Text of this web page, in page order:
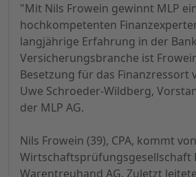
"Mit Nils Frowein gewinnt MLP
hochkompetenten
langjährige Erfahrung in der
Versicherungsbranche ist
Besetzung für das Finanzressort
Uwe Schroeder-Wildberg,
der MLP AG.
Nils Frowein (39), CPA, kommt
Wirtschaftsprüfungsgesellschaft
Warentreuhand AG. Zuletzt